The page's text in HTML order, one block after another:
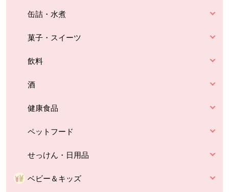
缶詰・水煮
菓子・スイーツ
飲料
酒
健康食品
ペットフード
せっけん・日用品
ベビー＆キッズ